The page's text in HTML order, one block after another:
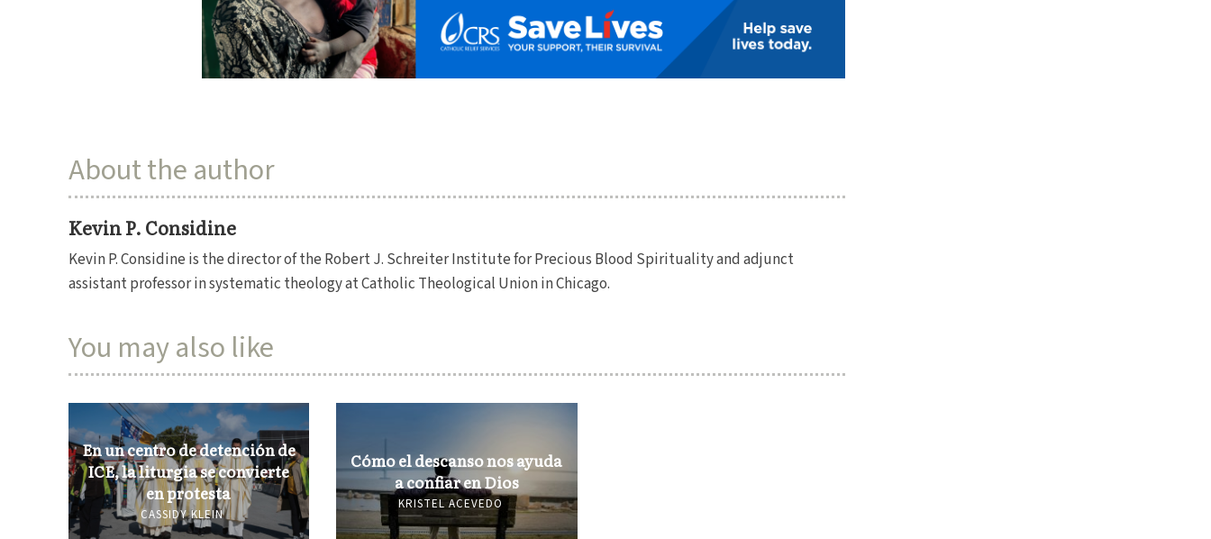
About the author
Kevin P. Considine
Kevin P. Considine is the director of the Robert J. Schreiter Institute for Precious Blood Spirituality and adjunct
assistant professor in systematic theology at Catholic Theological Union in Chicago.
You may also like
En un centro de detención de
ICE, la liturgia se convierte
en protesta
CASSIDY KLEIN
Cómo el descanso nos ayuda
a confiar en Dios
KRISTEL ACEVEDO